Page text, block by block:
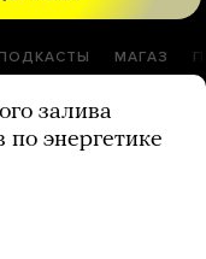
МАГАЗ
залива
по энергетике